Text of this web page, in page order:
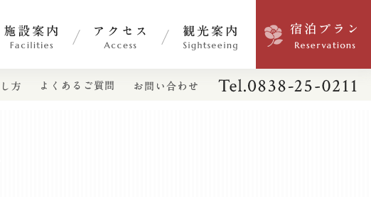
施設案内 アクセス 観光案内 宿泊プラン